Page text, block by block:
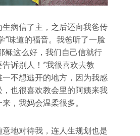
生病信了主，之后还向我爸传
”味道的福音。我爸听了一脸
稣这么好，我们自己信就行
诉别人！”我很喜欢去教
不想逃开的地方，因为我感
也很喜欢教会里的阿姨来我
，我妈会温柔很多。
地对待我，连人生规划也是